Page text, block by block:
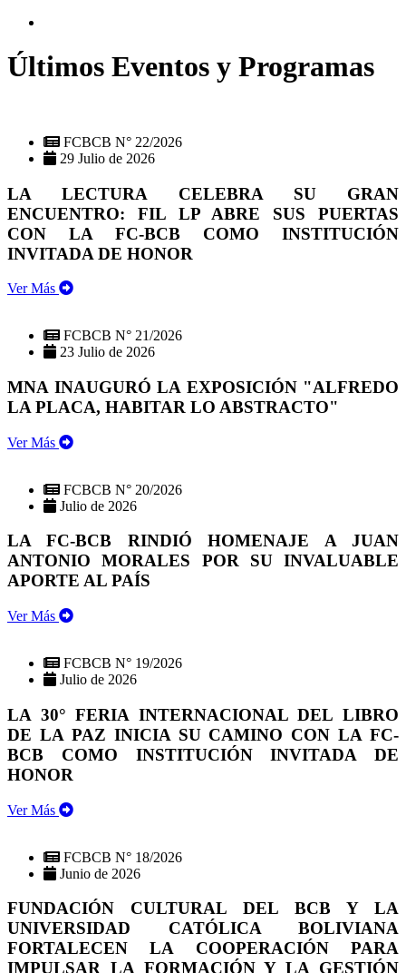
Últimos Eventos y Programas
FCBCB N° 22/2026
29 Julio de 2026
LA LECTURA CELEBRA SU GRAN
ENCUENTRO: FIL LP ABRE SUS PUERTAS
CON LA FC-BCB COMO INSTITUCIÓN
INVITADA DE HONOR
Ver Más
FCBCB N° 21/2026
23 Julio de 2026
MNA INAUGURÓ LA EXPOSICIÓN "ALFREDO
LA PLACA, HABITAR LO ABSTRACTO"
Ver Más
FCBCB N° 20/2026
Julio de 2026
LA FC-BCB RINDIÓ HOMENAJE A JUAN
ANTONIO MORALES POR SU INVALUABLE
APORTE AL PAÍS
Ver Más
FCBCB N° 19/2026
Julio de 2026
LA 30° FERIA INTERNACIONAL DEL LIBRO
DE LA PAZ INICIA SU CAMINO CON LA FC-
BCB COMO INSTITUCIÓN INVITADA DE
HONOR
Ver Más
FCBCB N° 18/2026
Junio de 2026
FUNDACIÓN CULTURAL DEL BCB Y LA
UNIVERSIDAD CATÓLICA BOLIVIANA
FORTALECEN LA COOPERACIÓN PARA
IMPULSAR LA FORMACIÓN Y LA GESTIÓN